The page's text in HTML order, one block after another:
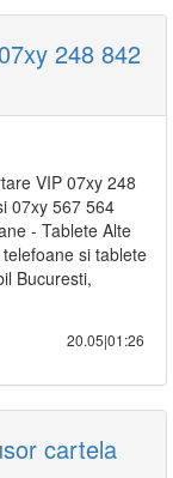
248 842
VIP 07xy 248
07xy 567 564
- Tablete Alte
si tablete
Bucuresti,
20.05|01:26
cartela